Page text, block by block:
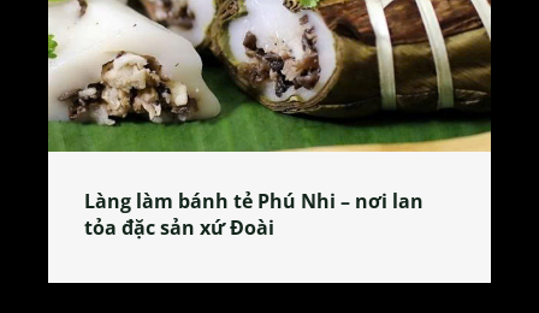
Làng làm bánh tẻ Phú Nhi – nơi lan
tỏa đặc sản xứ Đoài